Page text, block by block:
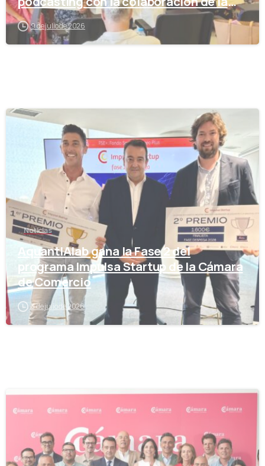
Cámara de Comercio
9 de julio de 2026
Noticias
AquantIAlab gana la Fase 2 del
programa Impulsa Startup de la Cámara
de Comercio
3 de julio de 2026